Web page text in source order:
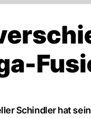
Schindler hat